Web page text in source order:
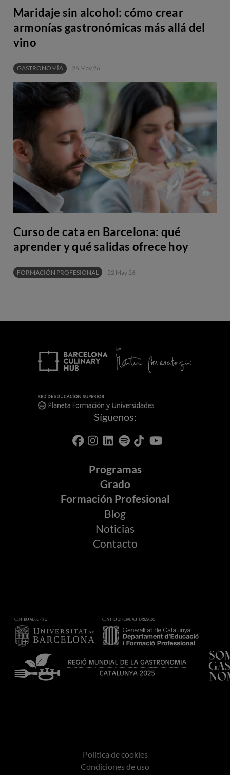
Maridaje sin alcohol: cómo crear
armonías gastronómicas más allá del
vino
GASTRONOMÍA 26 May 26
Curso de cata en Barcelona: qué
aprender y qué salidas ofrece hoy
FORMACIÓN PROFESIONAL 22 May 26
Síguenos:
Programas
Grado
Formación Profesional
Blog
Noticias
Contacto
Política de cookies
Condiciones de uso